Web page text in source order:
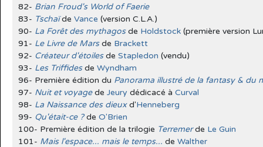
82- Brian Froud's World of Faerie
83- Tschaïde Vance (version C.L.A.)
90- La Forêt des mythagosde Holdstock (première version
91- Le Livre de Marsde Brackett
92- Créateur d'étoilesde Stapledon (vendu)
93- Les Triffidesde Wyndham
96- Première édition du Panorama illustré de la fantasy & du
97- Nuit et voyagede Jeury dédicacé à Curval
98- La Naissance des dieuxd'Henneberg
99- Qu'était-ce ?de O'Brien
100- Première édition de la trilogie Terremerde Le Guin
101- Mais l'espace... mais le temps... de Walther